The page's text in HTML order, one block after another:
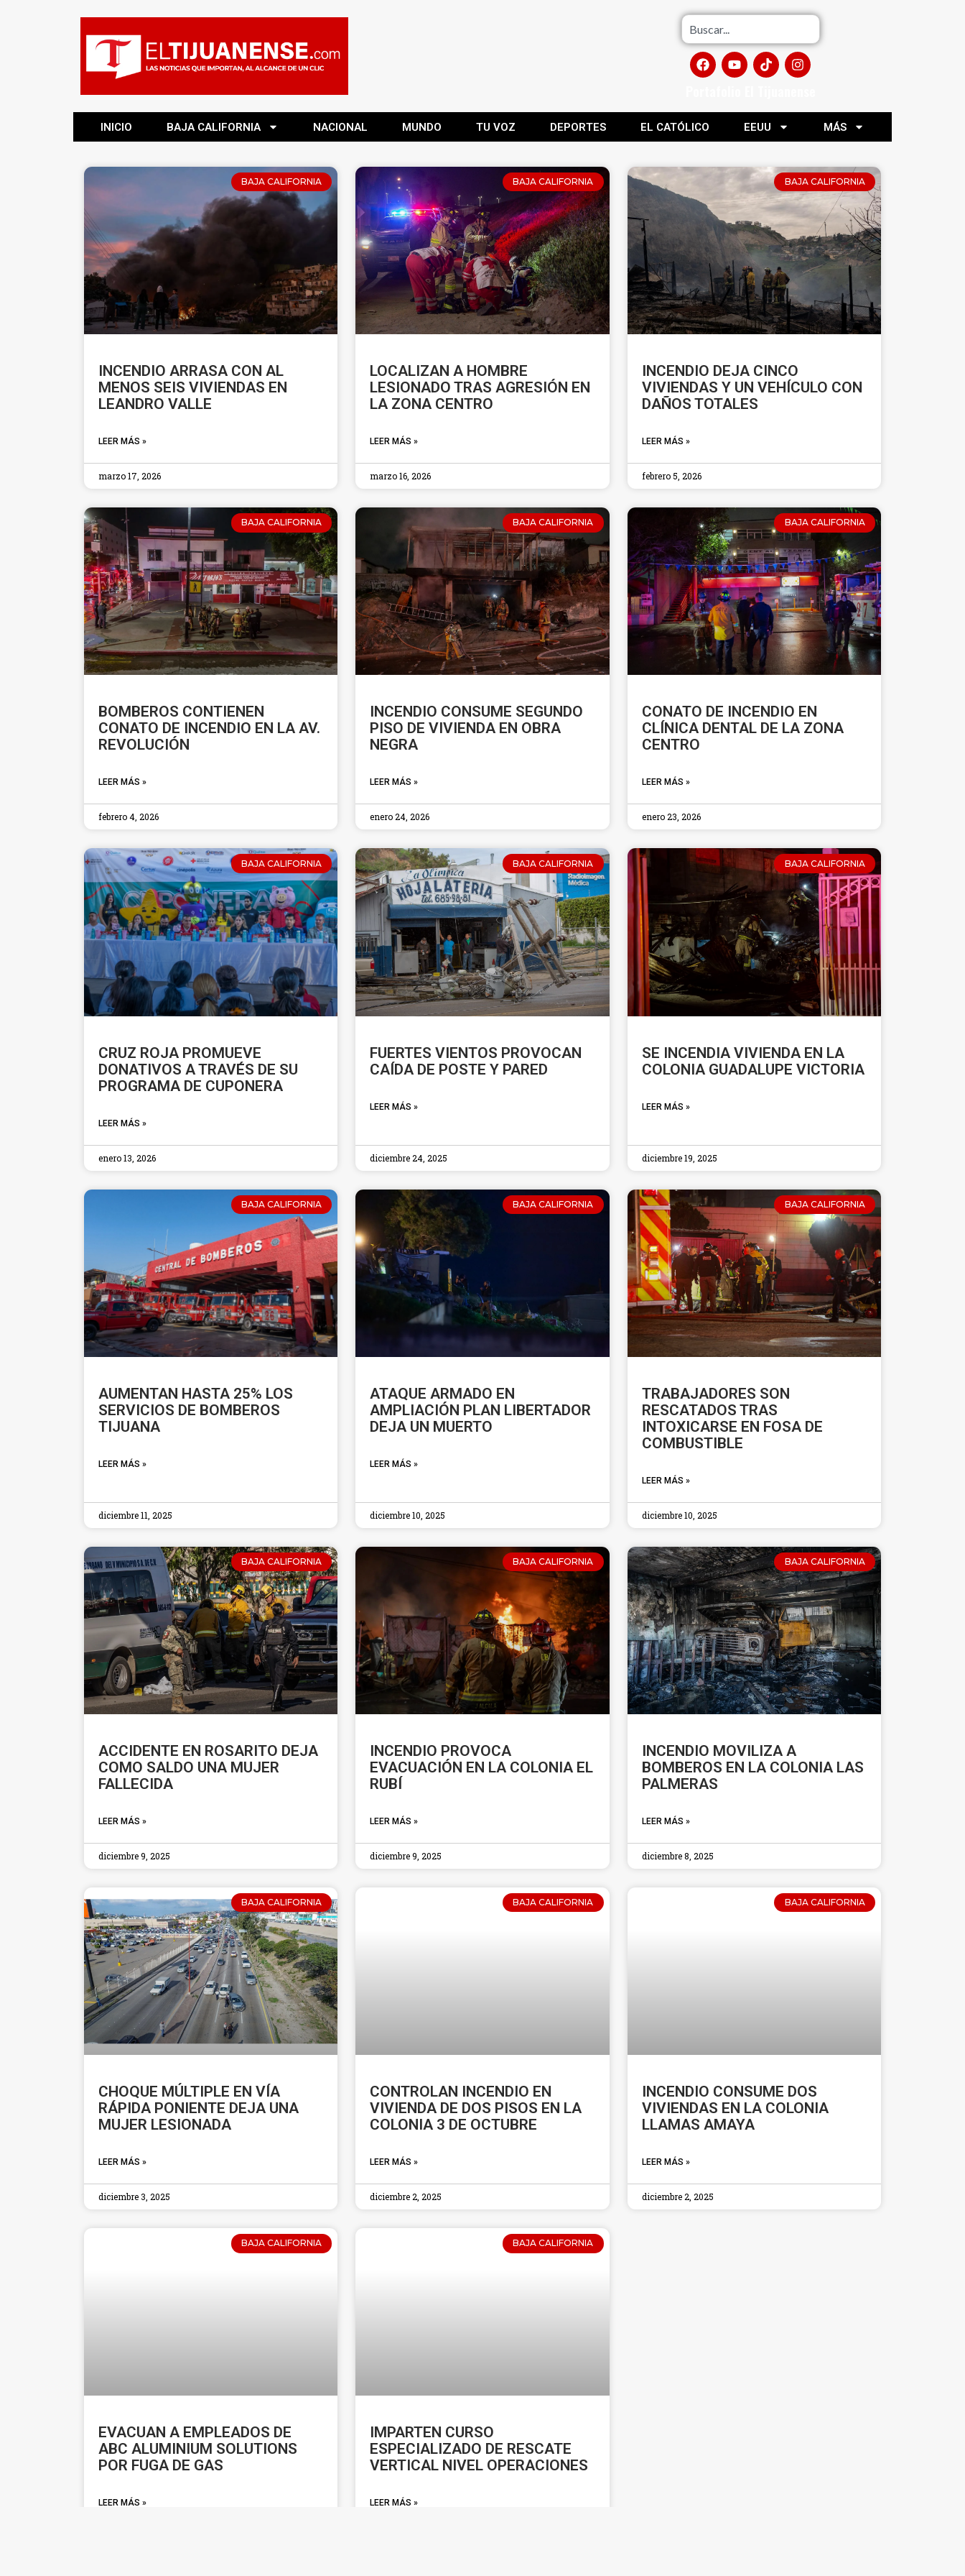
INICIO BAJA CALIFORNIA NACIONAL MUNDO TU VOZ DEPORTES EL CATÓLICO EEUU MÁS
BAJA CALIFORNIA
INCENDIO ARRASA CON AL
MENOS SEIS VIVIENDAS EN
LEANDRO VALLE
LEER MÁS »
marzo 17, 2026
BAJA CALIFORNIA
LOCALIZAN A HOMBRE
LESIONADO TRAS AGRESIÓN EN
LA ZONA CENTRO
LEER MÁS »
marzo 16, 2026
BAJA CALIFORNIA
INCENDIO DEJA CINCO
VIVIENDAS Y UN VEHÍCULO CON
DAÑOS TOTALES
LEER MÁS »
febrero 5, 2026
BAJA CALIFORNIA
BOMBEROS CONTIENEN
CONATO DE INCENDIO EN LA AV.
REVOLUCIÓN
LEER MÁS »
febrero 4, 2026
BAJA CALIFORNIA
INCENDIO CONSUME SEGUNDO
PISO DE VIVIENDA EN OBRA
NEGRA
LEER MÁS »
enero 24, 2026
BAJA CALIFORNIA
CONATO DE INCENDIO EN
CLÍNICA DENTAL DE LA ZONA
CENTRO
LEER MÁS »
enero 23, 2026
BAJA CALIFORNIA
CRUZ ROJA PROMUEVE
DONATIVOS A TRAVÉS DE SU
PROGRAMA DE CUPONERA
LEER MÁS »
enero 13, 2026
BAJA CALIFORNIA
FUERTES VIENTOS PROVOCAN
CAÍDA DE POSTE Y PARED
LEER MÁS »
diciembre 24, 2025
BAJA CALIFORNIA
SE INCENDIA VIVIENDA EN LA
COLONIA GUADALUPE VICTORIA
LEER MÁS »
diciembre 19, 2025
BAJA CALIFORNIA
AUMENTAN HASTA 25% LOS
SERVICIOS DE BOMBEROS
TIJUANA
LEER MÁS »
diciembre 11, 2025
BAJA CALIFORNIA
ATAQUE ARMADO EN
AMPLIACIÓN PLAN LIBERTADOR
DEJA UN MUERTO
LEER MÁS »
diciembre 10, 2025
BAJA CALIFORNIA
TRABAJADORES SON
RESCATADOS TRAS
INTOXICARSE EN FOSA DE
COMBUSTIBLE
LEER MÁS »
diciembre 10, 2025
BAJA CALIFORNIA
ACCIDENTE EN ROSARITO DEJA
COMO SALDO UNA MUJER
FALLECIDA
LEER MÁS »
diciembre 9, 2025
BAJA CALIFORNIA
INCENDIO PROVOCA
EVACUACIÓN EN LA COLONIA EL
RUBÍ
LEER MÁS »
diciembre 9, 2025
BAJA CALIFORNIA
INCENDIO MOVILIZA A
BOMBEROS EN LA COLONIA LAS
PALMERAS
LEER MÁS »
diciembre 8, 2025
BAJA CALIFORNIA
CHOQUE MÚLTIPLE EN VÍA
RÁPIDA PONIENTE DEJA UNA
MUJER LESIONADA
LEER MÁS »
diciembre 3, 2025
BAJA CALIFORNIA
CONTROLAN INCENDIO EN
VIVIENDA DE DOS PISOS EN LA
COLONIA 3 DE OCTUBRE
LEER MÁS »
diciembre 2, 2025
BAJA CALIFORNIA
INCENDIO CONSUME DOS
VIVIENDAS EN LA COLONIA
LLAMAS AMAYA
LEER MÁS »
diciembre 2, 2025
BAJA CALIFORNIA
EVACUAN A EMPLEADOS DE
ABC ALUMINIUM SOLUTIONS
POR FUGA DE GAS
LEER MÁS »
BAJA CALIFORNIA
IMPARTEN CURSO
ESPECIALIZADO DE RESCATE
VERTICAL NIVEL OPERACIONES
LEER MÁS »